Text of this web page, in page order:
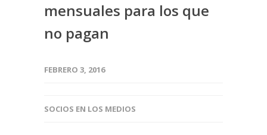
mensuales para los que
no pagan
FEBRERO 3, 2016
SOCIOS EN LOS MEDIOS